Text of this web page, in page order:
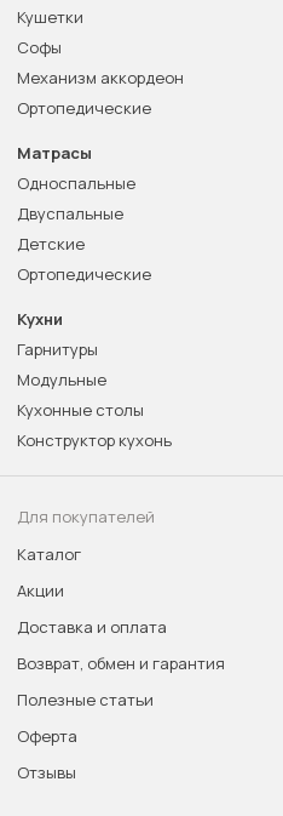
Кушетки
Софы
Механизм аккордеон
Ортопедические
Матрасы
Односпальные
Двуспальные
Детские
Ортопедические
Кухни
Гарнитуры
Модульные
Кухонные столы
Конструктор кухонь
Для покупателей
Каталог
Акции
Доставка и оплата
Возврат, обмен и гарантия
Полезные статьи
Оферта
Отзывы